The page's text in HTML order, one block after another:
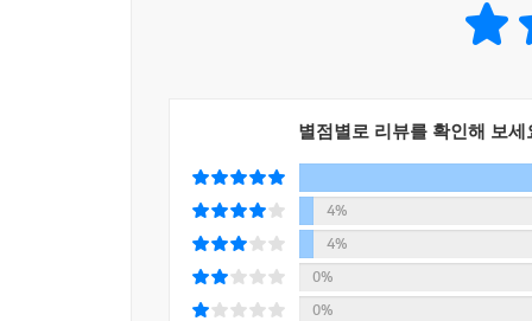
별점별로 리뷰를 확인해 보세
4%
4%
0%
0%